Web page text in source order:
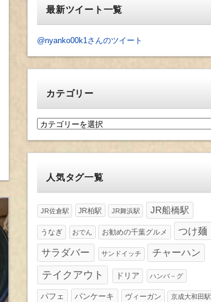
最新ツイート一覧
@nyanko00k1さんのツイート
カテゴリー
カ
人気タグ一覧
JR佐倉駅 JR柏駅 JR舞浜駅 JR船橋駅
うなぎ おでん お勧めの千葉グルメ つけ麺
サラダバー サンドイッチ チャーハン
テイクアウト ドリア ハンバ－グ
パフェ パンケーキ ヴィーガン 京成大和田駅